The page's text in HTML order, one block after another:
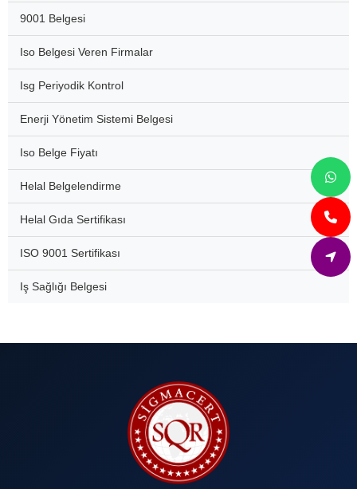
9001 Belgesi
Iso Belgesi Veren Firmalar
Isg Periyodik Kontrol
Enerji Yönetim Sistemi Belgesi
Iso Belge Fiyatı
Helal Belgelendirme
Helal Gıda Sertifikası
ISO 9001 Sertifikası
Iş Sağlığı Belgesi